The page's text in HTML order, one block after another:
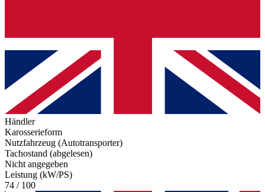
Händler
Karosserieform
Nutzfahrzeug (Autotransporter)
Tachostand (abgelesen)
Nicht angegeben
Leistung (kW/PS)
74 / 100